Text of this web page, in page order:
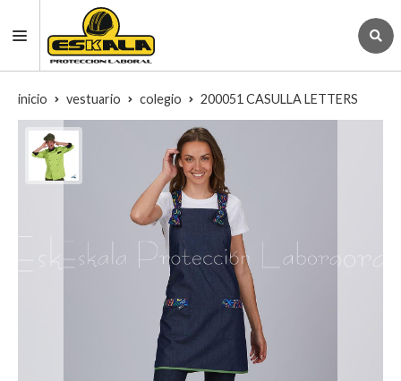
inicio vestuario colegio 200051 CASULLA LETTERS